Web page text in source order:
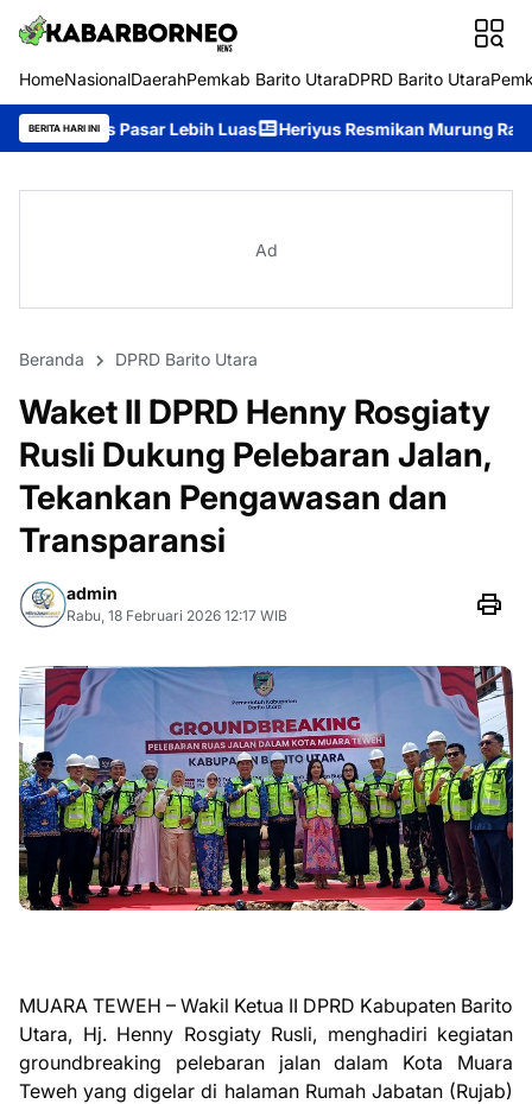
HomeNasionalDaerahPemkab Barito UtaraDPRD Barito Utara
BERITA HARI INI
Lebih Luas Heriyus Resmikan Murung Raya Expo 2026, Ajak
Ad
Beranda DPRD Barito Utara
Waket II DPRD Henny Rosgiaty
Rusli Dukung Pelebaran Jalan,
Tekankan Pengawasan dan
Transparansi
admin
Rabu, 18 Februari 2026 12:17 WIB
MUARA TEWEH – Wakil Ketua II DPRD Kabupaten Barito
Utara, Hj. Henny Rosgiaty Rusli, menghadiri kegiatan
groundbreaking pelebaran jalan dalam Kota Muara
Teweh yang digelar di halaman Rumah Jabatan (Rujab)